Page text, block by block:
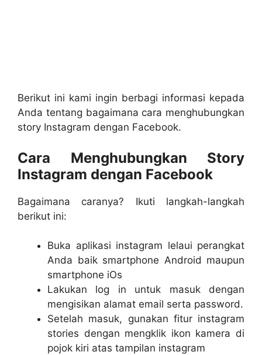
Berikut ini kami ingin berbagi informasi kepada
Anda tentang bagaimana cara menghubungkan
story Instagram dengan Facebook.
Cara Menghubungkan Story
Instagram dengan Facebook
Bagaimana caranya? Ikuti langkah-langkah
berikut ini:
Buka aplikasi instagram lelaui perangkat
Anda baik smartphone Android maupun
smartphone iOs
Lakukan log in untuk masuk dengan
mengisikan alamat email serta password.
Setelah masuk, gunakan fitur instagram
stories dengan mengklik ikon kamera di
pojok kiri atas tampilan instagram